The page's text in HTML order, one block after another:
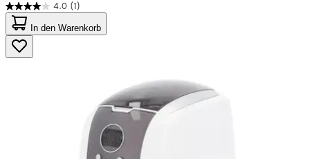
4.0 (1)
4.0
von
5
Sternen.
1
In den Warenkorb